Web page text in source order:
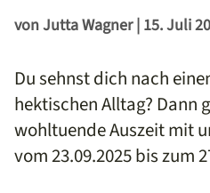
vonJutta Wagner| 15. Juli
Du sehnst dich nach
hektischen Alltag? Dann
wohltuende Auszeit mit
vom 23.09.2025 bis zum